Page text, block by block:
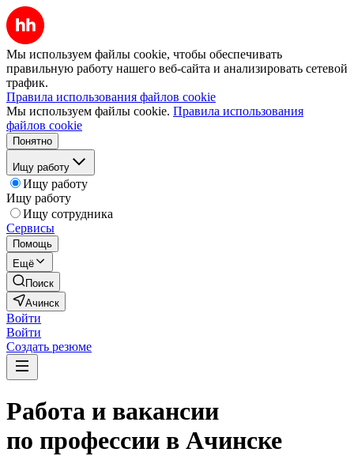
Мы используем файлы cookie, чтобы обеспечивать
правильную работу нашего веб-сайта и анализировать сетевой
трафик.
Правила использования файлов cookie
Мы используем файлы cookie. Правила использования
файлов cookie
Понятно
Ищу работу
Ищу работу
Ищу работу
Ищу сотрудника
Сервисы
Помощь
Ещё
Поиск
Ачинск
Войти
Войти
Создать резюме
Работа и вакансии
по профессии в Ачинске